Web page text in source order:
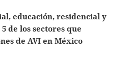
educación, residencial y
de los sectores que
de AVI en México